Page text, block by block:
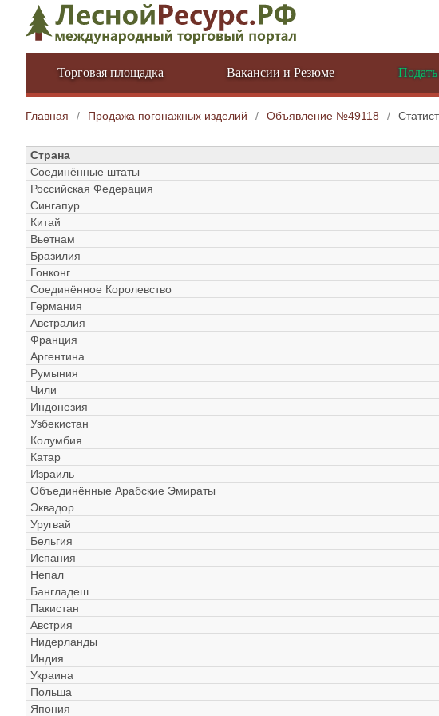
Торговая площадка Вакансии и Резюме
Главная / Продажа погонажных изделий / Объявление №49118 /
Страна
Соединённые штаты
Российская Федерация
Сингапур
Китай
Вьетнам
Бразилия
Гонконг
Соединённое Королевство
Германия
Австралия
Франция
Аргентина
Румыния
Чили
Индонезия
Узбекистан
Колумбия
Катар
Израиль
Объединённые Арабские Эмираты
Эквадор
Уругвай
Бельгия
Испания
Непал
Бангладеш
Пакистан
Австрия
Нидерланды
Индия
Украина
Польша
Япония